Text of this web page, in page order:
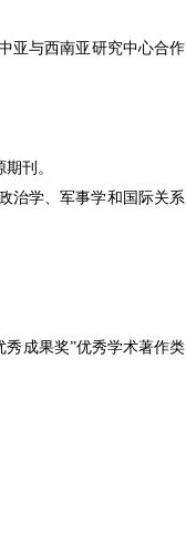
亚与西南亚研究中心合作
刊。
治学、军事学和国际关系
秀成果奖”优秀学术著作类